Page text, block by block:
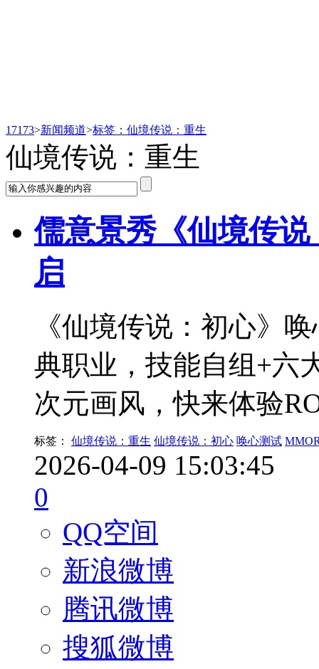
17173>新闻频道>标签：仙境传说：重生
仙境传说：重生
儒意景秀《仙境传
启
《仙境传说：初心》
典职业，技能自组+六
次元画风，快来体验
标签： 仙境传说：重生 仙境传说：初心 唤心测试
2026-04-09 15:03:45
0
QQ空间
新浪微博
腾讯微博
搜狐微博